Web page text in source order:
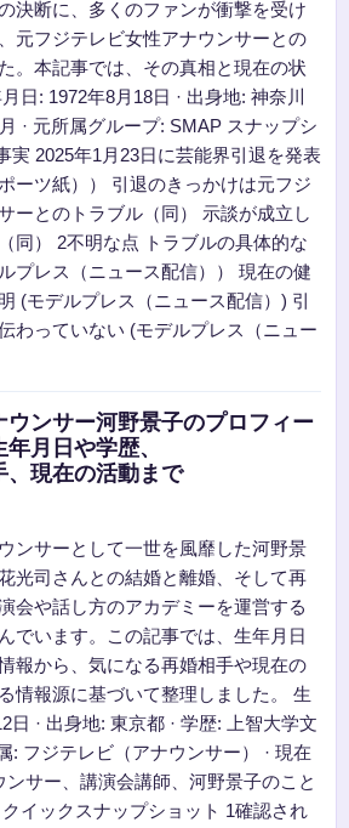
決断に、多くのファンが衝撃を受け
元フジテレビ女性アナウンサーとの
。本記事では、その真相と現在の状
日: 1972年8月18日 · 出身地: 神奈川
· 元所属グループ: SMAP スナップシ
実 2025年1月23日に芸能界引退を発表
ーツ紙）） 引退のきっかけは元フジ
ーとのトラブル（同） 示談が成立し
同） 2不明な点 トラブルの具体的な
プレス（ニュース配信）） 現在の健
(モデルプレス（ニュース配信）) 引
わっていない (モデルプレス（ニュー
ウンサー河野景子のプロフィー
月日や学歴、
、現在の活動まで
ンサーとして一世を風靡した河野景
光司さんとの結婚と離婚、そして再
会や話し方のアカデミーを運営する
でいます。この記事では、生年月日
報から、気になる再婚相手や現在の
情報源に基づいて整理しました。 生
日 · 出身地: 東京都 · 学歴: 上智大学文
: フジテレビ（アナウンサー） · 現在
サー、講演会講師、河野景子のこと
イックスナップショット 1確認され